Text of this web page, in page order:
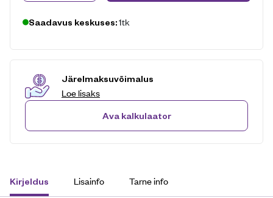
Saadavus keskuses:1tk
Järelmaksuvõimalus
Loe lisaks
Ava kalkulaator
Kirjeldus Lisainfo Tarne info